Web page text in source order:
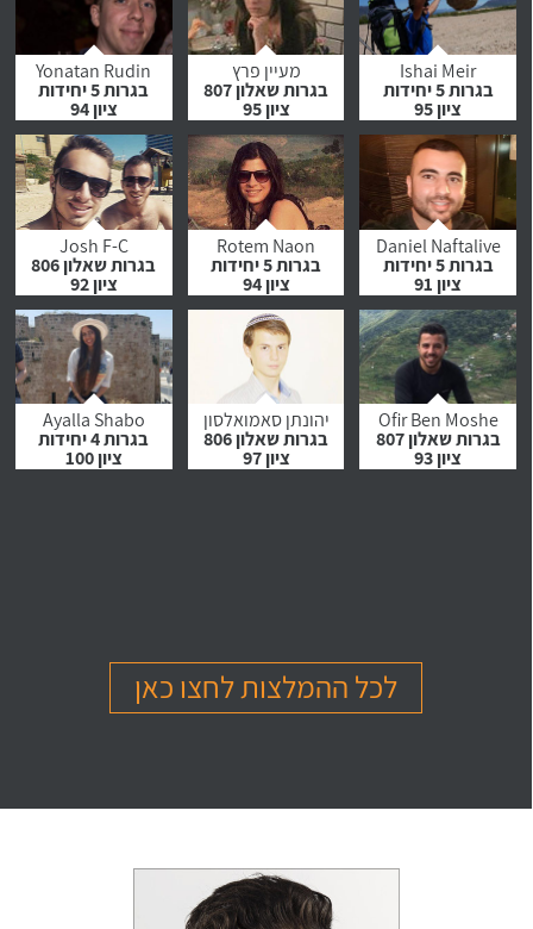
לחץ לצפייה
בהמלצה
לחץ לצפייה
בהמלצה
לחץ לצפייה
בהמלצה
Ishai Meir
בגרות 5 יחידות
ציון 95
לחץ לצפייה
בהמלצה
מעיין פרץ
בגרות שאלון 807
ציון 95
לחץ לצפייה
בהמלצה
Yonatan Rudin
בגרות 5 יחידות
ציון 94
לחץ לצפייה
בהמלצה
Daniel Naftalive
בגרות 5 יחידות
ציון 91
לחץ לצפייה
בהמלצה
Rotem Naon
בגרות 5 יחידות
ציון 94
לחץ לצפייה
בהמלצה
Josh F-C
בגרות שאלון 806
ציון 92
לחץ לצפייה
בהמלצה
Ofir Ben Moshe
בגרות שאלון 807
ציון 93
יהונתן סאמואלסון
בגרות שאלון 806
ציון 97
Ayalla Shabo
בגרות 4 יחידות
ציון 100
לחץ לצפייה לחץ לצפייה לחץ לצפייה
ציון 97 ציון 97
לחץ לצפייה
בהמלצה
ציון 100
לכל ההמלצות לחצו כאן